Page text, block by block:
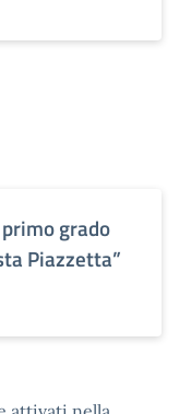
grado
Piazzetta”